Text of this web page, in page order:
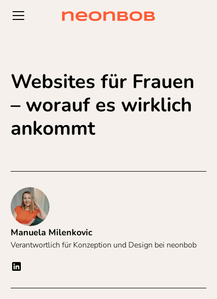
Websites für Frauen
– worauf es wirklich
ankommt
Manuela Milenkovic
Verantwortlich für Konzeption und Design bei neonbob